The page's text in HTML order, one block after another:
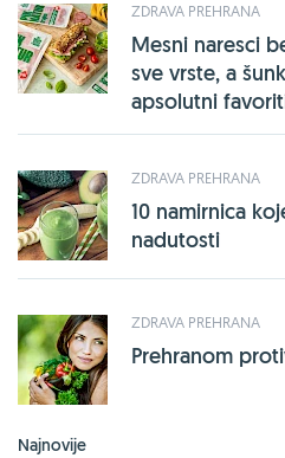
ZDRAVA PREHRANA
Mesni naresci
sve vrste, a
apsolutni
ZDRAVA PREHRANA
10 namirnica
nadutosti
ZDRAVA PREHRANA
Prehranom
Najnovije